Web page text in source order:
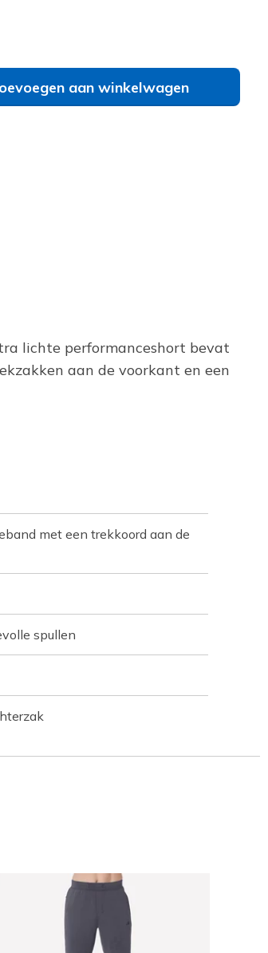
aan winkelwagen
lichte performanceshort bevat
aan de voorkant en een
met een trekkoord aan de
spullen